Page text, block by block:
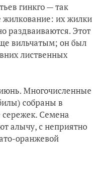
гинкго — так
жилкование: их жилки
раздваиваются. Этот
вильчатым; он был
лиственных
Многочисленные
собраны в
Семена
алычу, с неприятно
оранжевой